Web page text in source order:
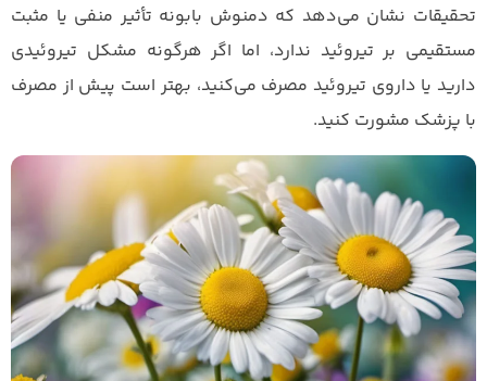
تحقیقات نشان می‌دهد که دمنوش بابونه تأثیر منفی یا مثبت
مستقیمی بر تیروئید ندارد، اما اگر هرگونه مشکل تیروئیدی
دارید یا داروی تیروئید مصرف می‌کنید، بهتر است پیش از مصرف
با پزشک مشورت کنید.